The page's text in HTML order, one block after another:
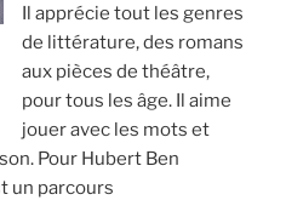
Il apprécie tout les genres
de littérature, des romans
aux pièces de théâtre,
pour tous les âge. Il aime
jouer avec les mots et
Pour Hubert Ben
un parcours